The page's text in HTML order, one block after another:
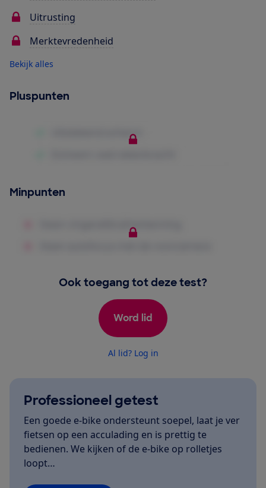
Uitrusting
Merktevredenheid
Bekijk alles
Pluspunten
Minpunten
Ook toegang tot deze test?
Word lid
Al lid? Log in
Professioneel getest
Een goede e-bike ondersteunt soepel, laat je ver
fietsen op een acculading en is prettig te
bedienen. We kijken of de e-bike op rolletjes
loopt…